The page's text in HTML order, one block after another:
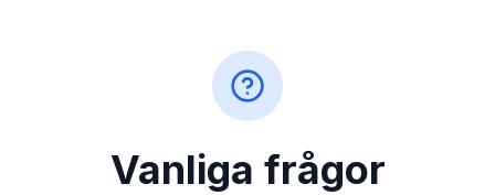
Vanliga frågor